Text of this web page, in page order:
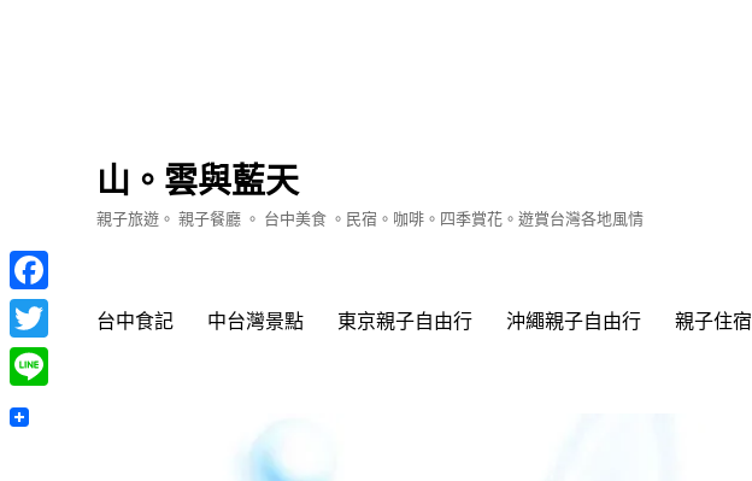
山。雲與藍天
親子旅遊。 親子餐廳 。 台中美食 。民宿。咖啡。四季賞花。遊賞台灣各地風情
台中食記 中台灣景點 東京親子自由行 沖繩親子自由行 親子住宿
Facebook
Twitter
Line